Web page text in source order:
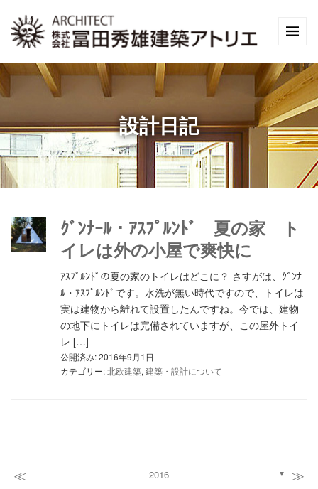
設計日記
ｸﾞﾝﾅｰﾙ・ｱｽﾌﾟﾙﾝﾄﾞ 夏の家 ト
イレは外の小屋で爽快に
ｱｽﾌﾟﾙﾝﾄﾞの夏の家のトイレはどこに？ さすがは、ｸﾞﾝﾅｰ
ﾙ・ｱｽﾌﾟﾙﾝﾄﾞです。水洗が無い時代ですので、トイレは
実は建物から離れて設置したんですね。今では、建物
の地下にトイレは完備されていますが、この屋外トイ
レ […]
公開済み: 2016年9月1日
カテゴリー:北欧建築, 建築・設計について
≪ 2016 ▼ ≫